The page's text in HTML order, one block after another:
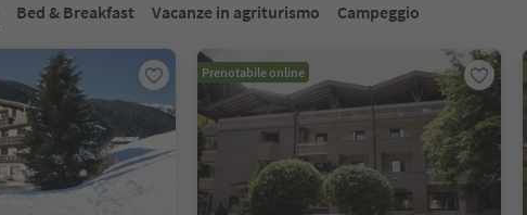
Bed & Breakfast Vacanze in agriturismo Campeggio
Prenotabile online